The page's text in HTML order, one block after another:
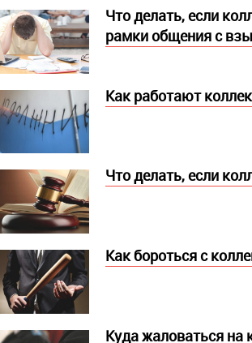
Что делать, если
рамки общения с
Как работают
Что делать, если
Как бороться с
Куда жаловаться на